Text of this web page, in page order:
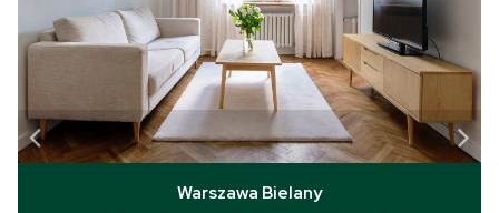
Warszawa Bielany